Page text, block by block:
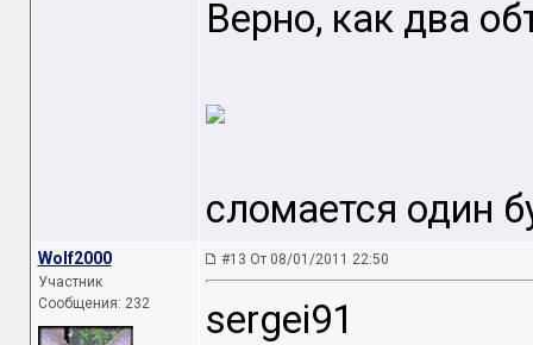
Верно, как два
сломается один
Wolf2000
Участник
Сообщения: 232
#13 От 08/01/2011 22:50
sergei91